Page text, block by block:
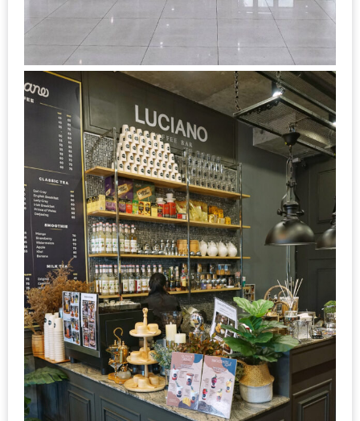
ถนน
คน
เดิน
วัน
อาทิตย์
ท่าแพ
เชียงใหม่
CART
CHECKOUT
DRAFT
–
บาร์บีคิว
สาว
เหนือ
กับ